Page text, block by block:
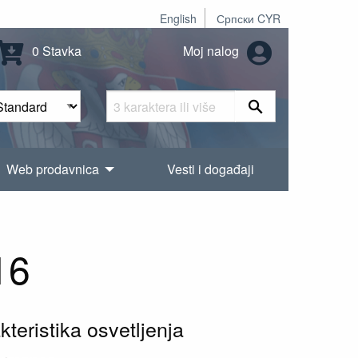
English Српски CYR
0 Stavka Moj nalog
Web prodavnica Vesti i događaji
osvetljenja